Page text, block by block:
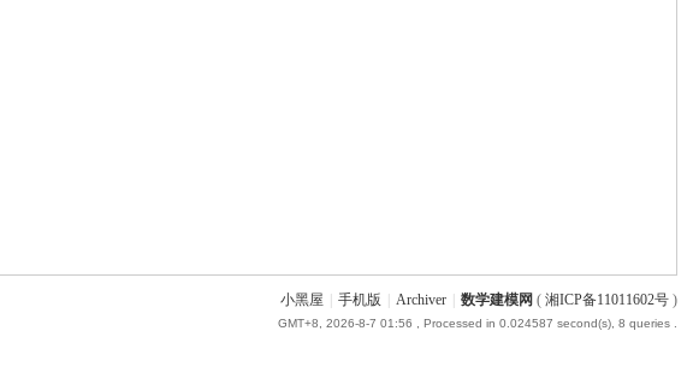
小黑屋 手机版 Archiver 数学建模网 ( 湘ICP备11011602号)
GMT+8, 2026-8-7 01:56 , Processed in 0.024587 second(s), 8 queries .